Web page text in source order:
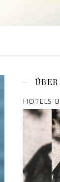
HOTELS-